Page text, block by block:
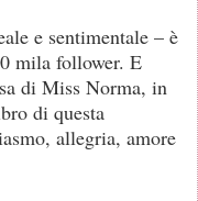
e sentimentale – è
mila follower. E
di Miss Norma, in
di questa
allegria, amore